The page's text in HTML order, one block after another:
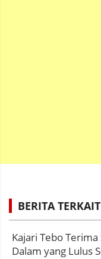
BERITA TERKAIT
Kajari Tebo
Dalam yang Lulus